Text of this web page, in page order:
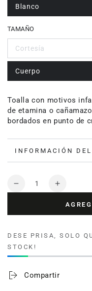
Blanco
TAMAÑO
Cortesía
Cuerpo
Toalla con motivos
de etamina o
bordados en punto de
INFORMACIÓN
Cantidad
Reducir
bebé
para
bordar
Baby
Classic
Aumentar
para
bebé
bordar
Classic
DESE PRISA, SOLO
STOCK!
Compartir